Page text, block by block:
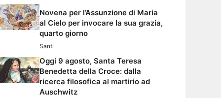
Novena per l’Assunzione di Maria
al Cielo per invocare la sua grazia,
quarto giorno
Santi
Oggi 9 agosto, Santa Teresa
Benedetta della Croce: dalla
ricerca filosofica al martirio ad
Auschwitz